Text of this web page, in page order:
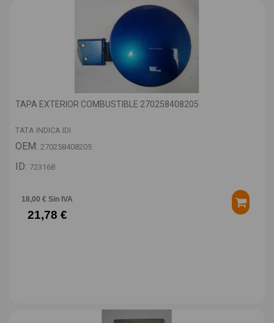
TAPA EXTERIOR COMBUSTIBLE 270258408205
TATA INDICA IDI
OEM: 270258408205
ID: 723168
18,00 € Sin IVA
21,78 €